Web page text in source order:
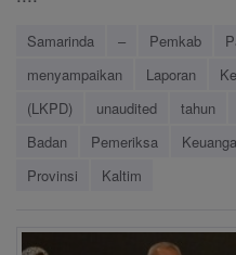
Samarinda – Pemkab
menyampaikan
Laporan
(LKPD)
unaudited tahun
Badan
Pemeriksa
Provinsi
Kaltim